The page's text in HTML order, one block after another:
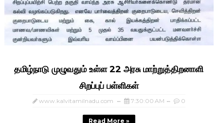
தமிழ்நாடு முழுவதும் உள்ள 22 அரசு மாற்றுத்திறனாளி
சிறப்புப் பள்ளிகள்
www.kalvitamilnadu.com 7:30:00 AM 0
Read More »